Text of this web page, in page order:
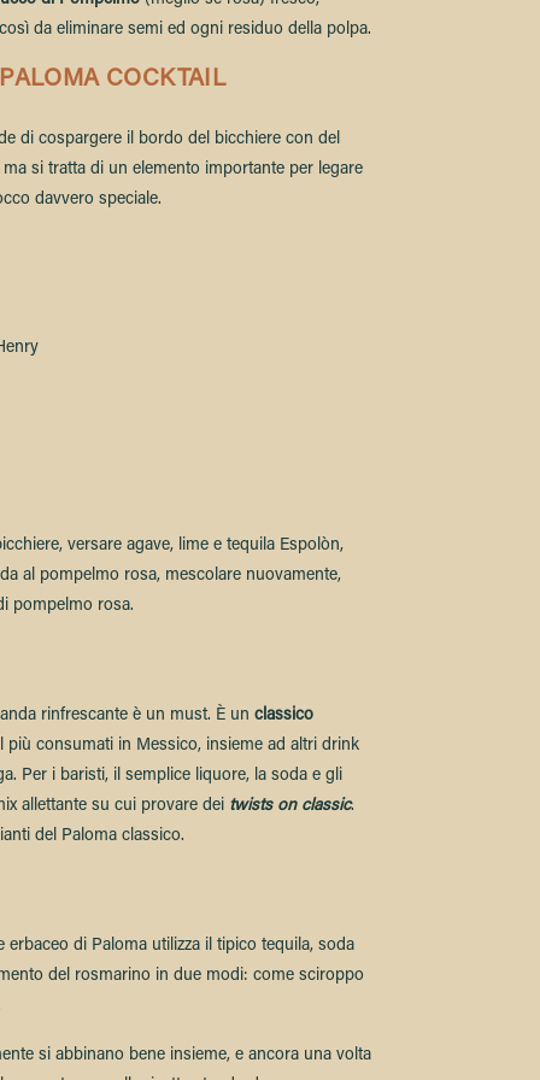
da eliminare semi ed ogni residuo della polpa.
COCKTAIL
di cospargere il bordo del bicchiere con del
si tratta di un elemento importante per legare
davvero speciale.
versare agave, lime e tequila Espolòn,
al pompelmo rosa, mescolare nuovamente,
pompelmo rosa.
rinfrescante è un must. È un classico
più consumati in Messico, insieme ad altri drink
Per i baristi, il semplice liquore, la soda e gli
allettante su cui provare dei twists on classic.
del Paloma classico.
di Paloma utilizza il tipico tequila, soda
del rosmarino in due modi: come sciroppo
si abbinano bene insieme, e ancora una volta